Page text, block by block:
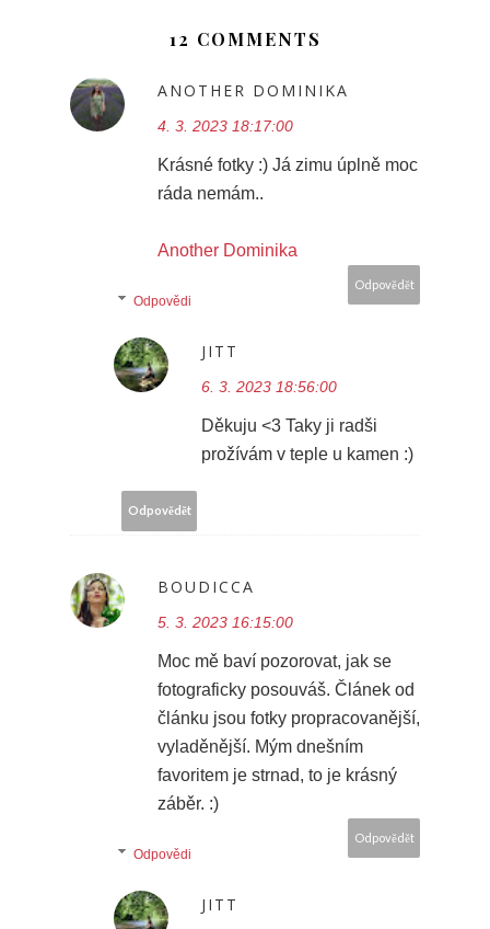
12 COMMENTS
ANOTHER DOMINIKA
4. 3. 2023 18:17:00
Krásné fotky :) Já zimu úplně moc
ráda nemám..
Another Dominika
Odpovědět
Odpovědi
JITT
6. 3. 2023 18:56:00
Děkuju <3 Taky ji radši
prožívám v teple u kamen :)
Odpovědět
BOUDICCA
5. 3. 2023 16:15:00
Moc mě baví pozorovat, jak se
fotograficky posouváš. Článek od
článku jsou fotky propracovanější,
vyladěnější. Mým dnešním
favoritem je strnad, to je krásný
záběr. :)
Odpovědět
Odpovědi
JITT